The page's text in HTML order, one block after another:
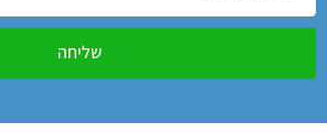
שליחה